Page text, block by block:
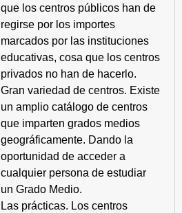
que los centros públicos han de
regirse por los importes
marcados por las instituciones
educativas, cosa que los centros
privados no han de hacerlo.
Gran variedad de centros. Existe
un amplio catálogo de centros
que imparten grados medios
geográficamente. Dando la
oportunidad de acceder a
cualquier persona de estudiar
un Grado Medio.
Las prácticas. Los centros